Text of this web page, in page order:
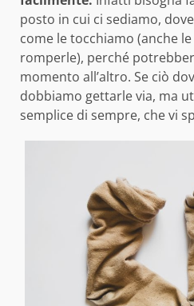
posto in cui ci sediamo,
come le tocchiamo (anche
romperle), perché
momento all’altro. Se ciò
dobbiamo gettarle via, ma
semplice di sempre, che vi